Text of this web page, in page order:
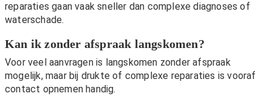
reparaties gaan vaak sneller dan complexe diagnoses of
waterschade.
Kan ik zonder afspraak langskomen?
Voor veel aanvragen is langskomen zonder afspraak
mogelijk, maar bij drukte of complexe reparaties is vooraf
contact opnemen handig.